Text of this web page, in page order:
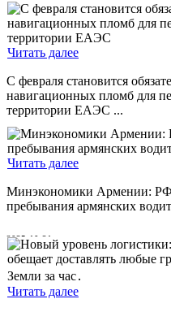
2026-02-12
Читать далее
С февраля становится
навигационных пломб для
территории ЕАЭС ...
2025-12-25
Читать далее
Минэкономики Армении: РФ
пребывания армянских
2025-10-21
Читать далее